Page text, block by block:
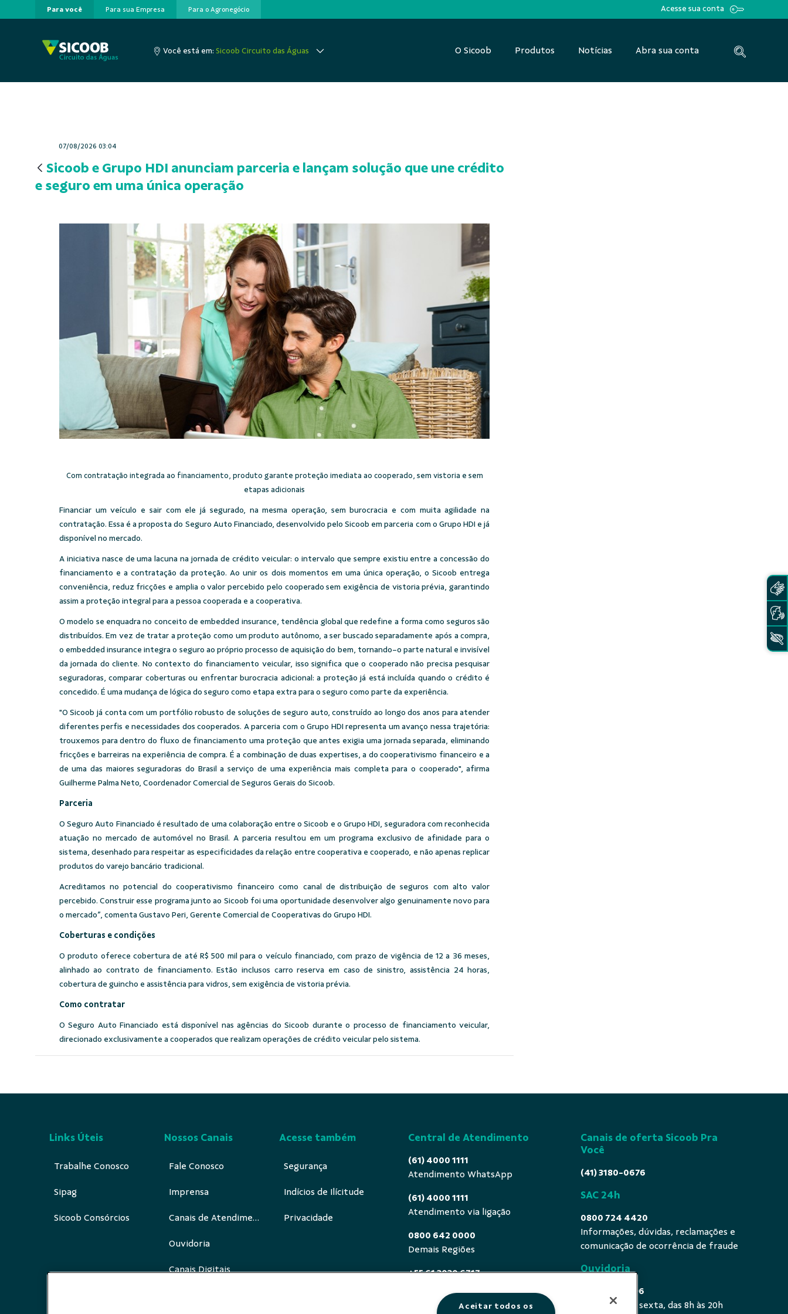
Pular para o Conteúdo principal
Para você Para sua Empresa Para o Agronegócio Acesse sua conta
Você está em:Sicoob Circuito das Águas O Sicoob Produtos Notícias Abra sua conta
Sicoob e Grupo HDI anunciam parceria e lançam solução que une crédito
e seguro em uma única operação
07/08/2026 03:04
Com contratação integrada ao financiamento, produto garante proteção imediata ao cooperado, sem vistoria e sem
etapas adicionais
Financiar um veículo e sair com ele já segurado, na mesma operação, sem burocracia e com muita agilidade na
contratação. Essa é a proposta do Seguro Auto Financiado, desenvolvido pelo Sicoob em parceria com o Grupo HDI e já
disponível no mercado.
A iniciativa nasce de uma lacuna na jornada de crédito veicular: o intervalo que sempre existiu entre a concessão do
financiamento e a contratação da proteção. Ao unir os dois momentos em uma única operação, o Sicoob entrega
conveniência, reduz fricções e amplia o valor percebido pelo cooperado sem exigência de vistoria prévia, garantindo
assim a proteção integral para a pessoa cooperada e a cooperativa.
O modelo se enquadra no conceito de embedded insurance, tendência global que redefine a forma como seguros são
distribuídos. Em vez de tratar a proteção como um produto autônomo, a ser buscado separadamente após a compra,
o embedded insurance integra o seguro ao próprio processo de aquisição do bem, tornando-o parte natural e invisível
da jornada do cliente. No contexto do financiamento veicular, isso significa que o cooperado não precisa pesquisar
seguradoras, comparar coberturas ou enfrentar burocracia adicional: a proteção já está incluída quando o crédito é
concedido. É uma mudança de lógica do seguro como etapa extra para o seguro como parte da experiência.
"O Sicoob já conta com um portfólio robusto de soluções de seguro auto, construído ao longo dos anos para atender
diferentes perfis e necessidades dos cooperados. A parceria com o Grupo HDI representa um avanço nessa trajetória:
trouxemos para dentro do fluxo de financiamento uma proteção que antes exigia uma jornada separada, eliminando
fricções e barreiras na experiência de compra. É a combinação de duas expertises, a do cooperativismo financeiro e a
de uma das maiores seguradoras do Brasil a serviço de uma experiência mais completa para o cooperado", afirma
Guilherme Palma Neto, Coordenador Comercial de Seguros Gerais do Sicoob.
Parceria
O Seguro Auto Financiado é resultado de uma colaboração entre o Sicoob e o Grupo HDI, seguradora com reconhecida
atuação no mercado de automóvel no Brasil. A parceria resultou em um programa exclusivo de afinidade para o
sistema, desenhado para respeitar as especificidades da relação entre cooperativa e cooperado, e não apenas replicar
produtos do varejo bancário tradicional.
Acreditamos no potencial do cooperativismo financeiro como canal de distribuição de seguros com alto valor
percebido. Construir esse programa junto ao Sicoob foi uma oportunidade desenvolver algo genuinamente novo para
o mercado”, comenta Gustavo Peri, Gerente Comercial de Cooperativas do Grupo HDI.
Coberturas e condições
O produto oferece cobertura de até R$ 500 mil para o veículo financiado, com prazo de vigência de 12 a 36 meses,
alinhado ao contrato de financiamento. Estão inclusos carro reserva em caso de sinistro, assistência 24 horas,
cobertura de guincho e assistência para vidros, sem exigência de vistoria prévia.
Como contratar
O Seguro Auto Financiado está disponível nas agências do Sicoob durante o processo de financiamento veicular,
direcionado exclusivamente a cooperados que realizam operações de crédito veicular pelo sistema.
Links Úteis
Trabalhe Conosco
Sipag
Sicoob Consórcios
Nossos Canais
Fale Conosco
Imprensa
Canais de Atendimento
Ouvidoria
Canais Digitais
Acesse também
Segurança
Indícios de Ilícitude
Privacidade
Central de Atendimento
(61) 4000 1111
Atendimento WhatsApp
(61) 4000 1111
Atendimento via ligação
0800 642 0000
Demais Regiões
+55 61 3030 6717
0800 940 0458
Canais de oferta Sicoob Pra
Você
(41) 3180-0676
SAC 24h
0800 724 4420
Informações, dúvidas, reclamações e
comunicação de ocorrência de fraude
Ouvidoria
0800 725 0996
De segunda a sexta, das 8h às 20h
Aceitar todos os